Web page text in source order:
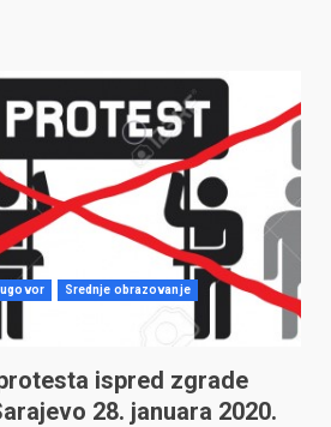
Srednje obrazovanje
ispred zgrade
28. januara 2020.